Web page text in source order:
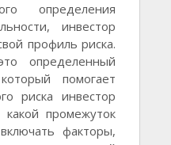
определения
инвестор
профиль риска.
определенный
помогает
риска инвестор
промежуток
факторы,